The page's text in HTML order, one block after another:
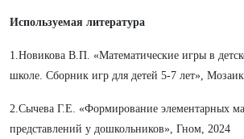
Используемая литература
1.Новикова В.П. «Математические игры в
школе. Сборник игр для детей 5-7 лет»,
2.Сычева Г.Е. «Формирование элементарных
представлений у дошкольников», Гном, 2024